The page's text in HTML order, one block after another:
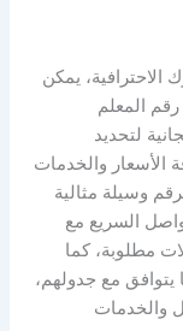
يمكن
المعلم
لتحديد
الأسعار والخدمات
وسيلة مثالية
السريع مع
مطلوبة، كما
يتوافق مع جدولهم،
والخدمات